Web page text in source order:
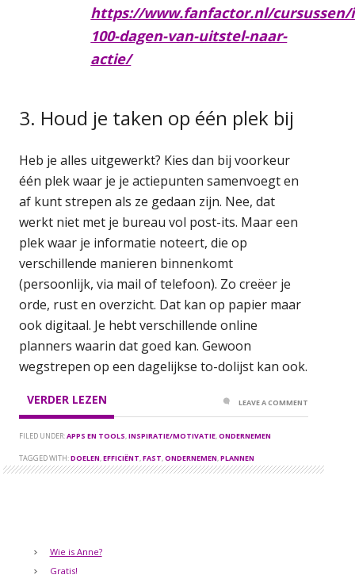
https://www.fanfactor.nl/cursussen/
100-dagen-van-uitstel-naar-
actie/
3. Houd je taken op één plek bij
Heb je alles uitgewerkt? Kies dan bij voorkeur
één plek waar je je actiepunten samenvoegt en
af kunt strepen als ze gedaan zijn. Nee, dat
werkt niet met je bureau vol post-its. Maar een
plek waar je informatie noteert, die op
verschillende manieren binnenkomt
(persoonlijk, via mail of telefoon). Zo creëer je
orde, rust en overzicht. Dat kan op papier maar
ook digitaal. Je hebt verschillende online
planners waarin dat goed kan. Gewoon
wegstrepen op een dagelijkse to-dolijst kan ook.
VERDER LEZEN
FILED UNDER:APPS EN TOOLS,INSPIRATIE/MOTIVATIE,ONDERNEMEN
TAGGED WITH:DOELEN,EFFICIËNT,FAST,ONDERNEMEN,PLANNEN
LEAVE A COMMENT
Wie is Anne?
Gratis!